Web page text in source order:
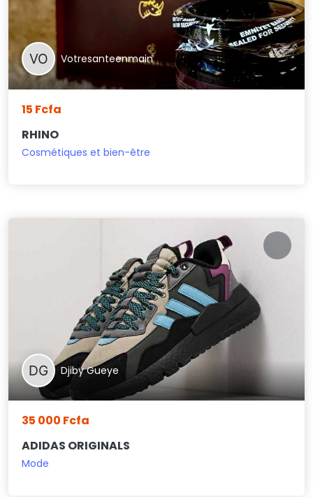
Votresanteenmain
15 Fcfa
RHINO
Cosmétiques et bien-être
Djiby Gueye
35 000 Fcfa
ADIDAS ORIGINALS
Mode